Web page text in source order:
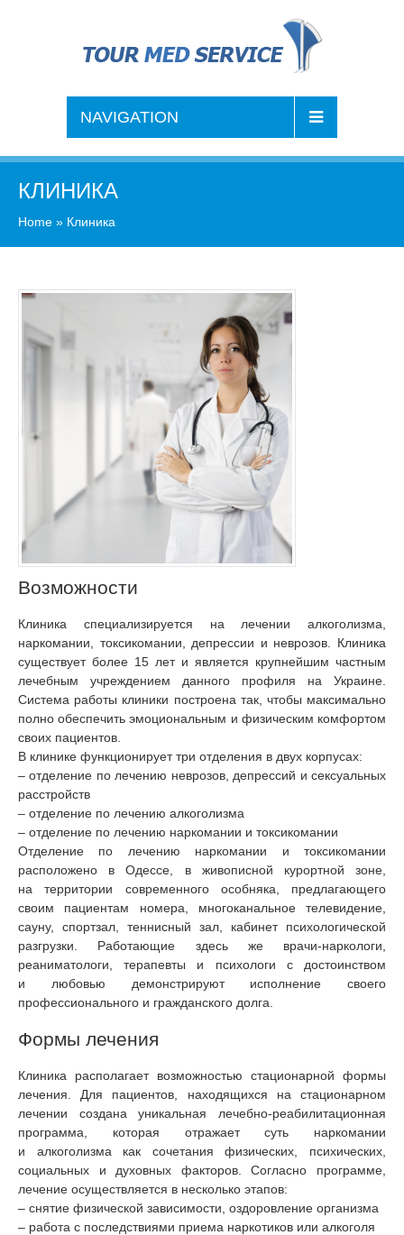
NAVIGATION
КЛИНИКА
Home » Клиника
Возможности
Клиника специализируется на лечении алкоголизма,
наркомании, токсикомании, депрессии и неврозов. Клиника
существует более 15 лет и является крупнейшим частным
лечебным учреждением данного профиля на Украине.
Система работы клиники построена так, чтобы максимально
полно обеспечить эмоциональным и физическим комфортом
своих пациентов.
В клинике функционирует три отделения в двух корпусах:
– отделение по лечению неврозов, депрессий и сексуальных
расстройств
– отделение по лечению алкоголизма
– отделение по лечению наркомании и токсикомании
Отделение по лечению наркомании и токсикомании
расположено в Одессе, в живописной курортной зоне,
на территории современного особняка, предлагающего
своим пациентам номера, многоканальное телевидение,
сауну, спортзал, теннисный зал, кабинет психологической
разгрузки. Работающие здесь же врачи-наркологи,
реаниматологи, терапевты и психологи с достоинством
и любовью демонстрируют исполнение своего
профессионального и гражданского долга.
Формы лечения
Клиника располагает возможностью стационарной формы
лечения. Для пациентов, находящихся на стационарном
лечении создана уникальная лечебно-реабилитационная
программа, которая отражает суть наркомании
и алкоголизма как сочетания физических, психических,
социальных и духовных факторов. Согласно программе,
лечение осуществляется в несколько этапов:
– снятие физической зависимости, оздоровление организма
– работа с последствиями приема наркотиков или алкоголя